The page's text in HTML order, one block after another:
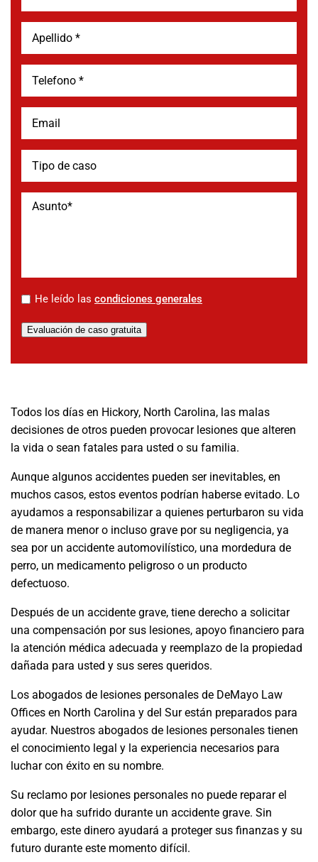
* He leído las condiciones generales
Evaluación de caso gratuita
Todos los días en Hickory, North Carolina, las malas
decisiones de otros pueden provocar lesiones que alteren
la vida o sean fatales para usted o su familia.
Aunque algunos accidentes pueden ser inevitables, en
muchos casos, estos eventos podrían haberse evitado. Lo
ayudamos a responsabilizar a quienes perturbaron su vida
de manera menor o incluso grave por su negligencia, ya
sea por un accidente automovilístico, una mordedura de
perro, un medicamento peligroso o un producto
defectuoso.
Después de un accidente grave, tiene derecho a solicitar
una compensación por sus lesiones, apoyo financiero para
la atención médica adecuada y reemplazo de la propiedad
dañada para usted y sus seres queridos.
Los abogados de lesiones personales de DeMayo Law
Offices en North Carolina y del Sur están preparados para
ayudar. Nuestros abogados de lesiones personales tienen
el conocimiento legal y la experiencia necesarios para
luchar con éxito en su nombre.
Su reclamo por lesiones personales no puede reparar el
dolor que ha sufrido durante un accidente grave. Sin
embargo, este dinero ayudará a proteger sus finanzas y su
futuro durante este momento difícil.